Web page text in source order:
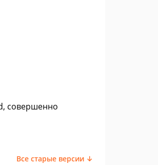
совершенно
Все старые версии ↓